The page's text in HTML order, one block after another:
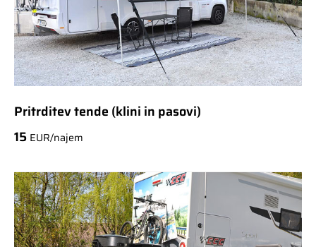
Pritrditev tende (klini in pasovi)
15 EUR/najem